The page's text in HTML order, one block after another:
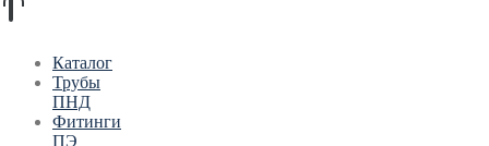
Каталог
Трубы
ПНД
Фитинги
ПЭ